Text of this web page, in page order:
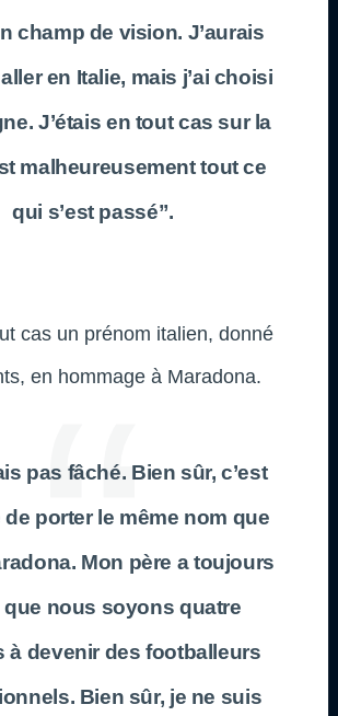
champ de vision. J’aurais
en Italie, mais j’ai choisi
J’étais en tout cas sur la
malheureusement tout ce
qui s’est passé”.
cas un prénom italien, donné
en hommage à Maradona.
pas fâché. Bien sûr, c’est
porter le même nom que
Mon père a toujours
nous soyons quatre
à devenir des footballeurs
Bien sûr, je ne suis